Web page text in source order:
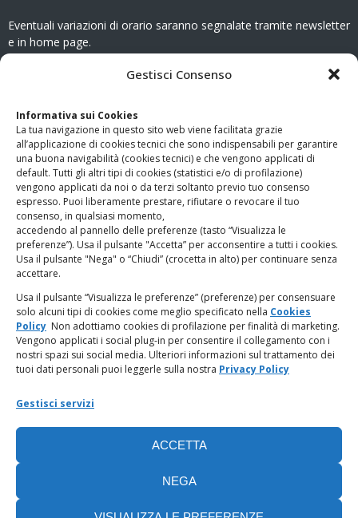
Gestisci Consenso
Informativa sui Cookies
La tua navigazione in questo sito web viene facilitata grazie
all’applicazione di cookies tecnici che sono indispensabili per garantire
una buona navigabilità (cookies tecnici) e che vengono applicati di
default. Tutti gli altri tipi di cookies (statistici e/o di profilazione)
vengono applicati da noi o da terzi soltanto previo tuo consenso
espresso. Puoi liberamente prestare, rifiutare o revocare il tuo
consenso, in qualsiasi momento,
accedendo al pannello delle preferenze (tasto “Visualizza le
preferenze”). Usa il pulsante "Accetta” per acconsentire a tutti i cookies.
Usa il pulsante "Nega" o “Chiudi” (crocetta in alto) per continuare senza
accettare.
Usa il pulsante “Visualizza le preferenze” (preferenze) per consensuare
solo alcuni tipi di cookies come meglio specificato nella Cookies
Policy Non adottiamo cookies di profilazione per finalità di marketing.
Vengono applicati i social plug-in per consentire il collegamento con i
nostri spazi sui social media. Ulteriori informazioni sul trattamento dei
tuoi dati personali puoi leggerle sulla nostra Privacy Policy
Gestisci servizi
ACCETTA
NEGA
Eventuali variazioni di orario saranno segnalate tramite newsletter
e in home page.
www.odg.toscana.it – testata registrata presso il Tribunale di
Firenze al nr. 5208 dell’ 08.10.2002. Direttore responsabile:
Giampaolo Marchini – C.F. 80005790482
LINK UTILI
PagoPA
Privacy Policy
Regolamento categorie particolari di dati personali e dati
giudiziari
Amministrazione Trasparente
Cookie Policy (UE)